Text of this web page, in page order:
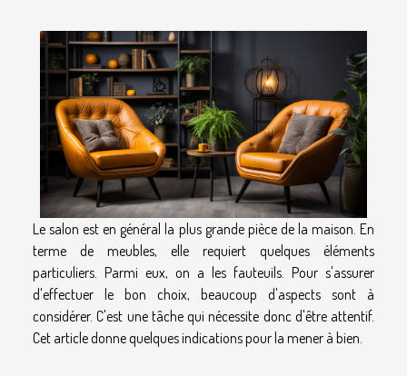
Le salon est en général la plus grande pièce de la maison. En
terme de meubles, elle requiert quelques éléments
particuliers. Parmi eux, on a les fauteuils. Pour s'assurer
d'effectuer le bon choix, beaucoup d'aspects sont à
considérer. C'est une tâche qui nécessite donc d'être attentif.
Cet article donne quelques indications pour la mener à bien.